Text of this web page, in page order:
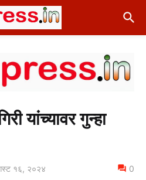
यांच्यावर गुन्हा
१६, २०२४ 0